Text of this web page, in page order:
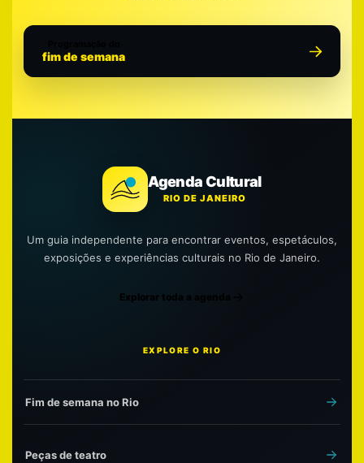
fim de semana
Agenda Cultural
RIO DE JANEIRO
Um guia independente para encontrar eventos, espetáculos,
exposições e experiências culturais no Rio de Janeiro.
Explorar toda a agenda
EXPLORE O RIO
Fim de semana no Rio
Peças de teatro